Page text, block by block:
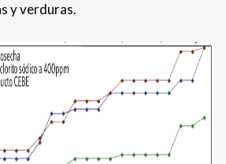
y verduras.